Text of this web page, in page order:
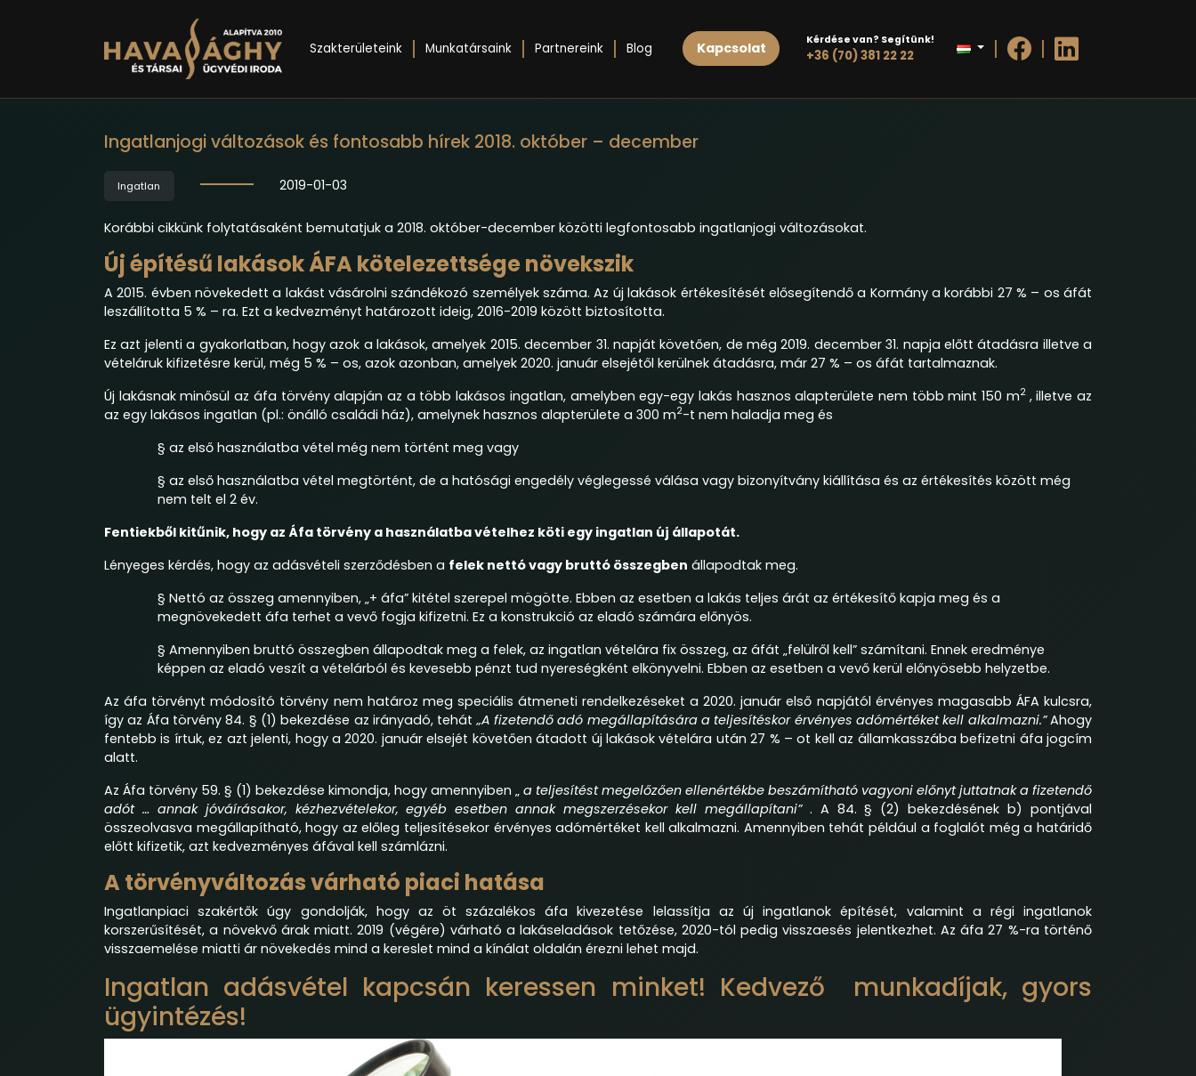
Szakterületeink Munkatársaink Partnereink Blog Kapcsolat Kérdése van? Segítünk!
+36 (70) 381 22 22
Ingatlanjogi változások és fontosabb hírek 2018. október – december
Ingatlan 2019-01-03
Korábbi cikkünk folytatásaként bemutatjuk a 2018. október-december közötti legfontosabb ingatlanjogi változásokat.
Új építésű lakások ÁFA kötelezettsége növekszik
A 2015. évben növekedett a lakást vásárolni szándékozó személyek száma. Az új lakások értékesítését elősegítendő a Kormány a korábbi 27 % – os áfát
leszállította 5 % – ra. Ezt a kedvezményt határozott ideig, 2016-2019 között biztosította.
Ez azt jelenti a gyakorlatban, hogy azok a lakások, amelyek 2015. december 31. napját követően, de még 2019. december 31. napja előtt átadásra illetve a
vételáruk kifizetésre kerül, még 5 % – os, azok azonban, amelyek 2020. január elsejétől kerülnek átadásra, már 27 % – os áfát tartalmaznak.
Új lakásnak minősül az áfa törvény alapján az a több lakásos ingatlan, amelyben egy-egy lakás hasznos alapterülete nem több mint 150 m2 , illetve az
az egy lakásos ingatlan (pl.: önálló családi ház), amelynek hasznos alapterülete a 300 m2-t nem haladja meg és
§ az első használatba vétel még nem történt meg vagy
§ az első használatba vétel megtörtént, de a hatósági engedély véglegessé válása vagy bizonyítvány kiállítása és az értékesítés között még
nem telt el 2 év.
Fentiekből kitűnik, hogy az Áfa törvény a használatba vételhez köti egy ingatlan új állapotát.
Lényeges kérdés, hogy az adásvételi szerződésben a felek nettó vagy bruttó összegben állapodtak meg.
§ Nettó az összeg amennyiben, „+ áfa” kitétel szerepel mögötte. Ebben az esetben a lakás teljes árát az értékesítő kapja meg és a
megnövekedett áfa terhet a vevő fogja kifizetni. Ez a konstrukció az eladó számára előnyös.
§ Amennyiben bruttó összegben állapodtak meg a felek, az ingatlan vételára fix összeg, az áfát „felülről kell” számítani. Ennek eredménye
képpen az eladó veszít a vételárból és kevesebb pénzt tud nyereségként elkönyvelni. Ebben az esetben a vevő kerül előnyösebb helyzetbe.
Az áfa törvényt módosító törvény nem határoz meg speciális átmeneti rendelkezéseket a 2020. január első napjától érvényes magasabb ÁFA kulcsra,
így az Áfa törvény 84. § (1) bekezdése az irányadó, tehát„A fizetendő adó megállapítására a teljesítéskor érvényes adómértéket kell alkalmazni.”Ahogy
fentebb is írtuk, ez azt jelenti, hogy a 2020. január elsejét követően átadott új lakások vételára után 27 % – ot kell az államkasszába befizetni áfa jogcím
alatt.
Az Áfa törvény 59. § (1) bekezdése kimondja, hogy amennyiben „ a teljesítést megelőzően ellenértékbe beszámítható vagyoni előnyt juttatnak a fizetendő
adót … annak jóváírásakor, kézhezvételekor, egyéb esetben annak megszerzésekor kell megállapítani”. A 84. § (2) bekezdésének b) pontjával
összeolvasva megállapítható, hogy az előleg teljesítésekor érvényes adómértéket kell alkalmazni. Amennyiben tehát például a foglalót még a határidő
előtt kifizetik, azt kedvezményes áfával kell számlázni.
A törvényváltozás várható piaci hatása
Ingatlanpiaci szakértők úgy gondolják, hogy az öt százalékos áfa kivezetése lelassítja az új ingatlanok építését, valamint a régi ingatlanok
korszerűsítését, a növekvő árak miatt. 2019 (végére) várható a lakáseladások tetőzése, 2020-tól pedig visszaesés jelentkezhet. Az áfa 27 %-ra történő
visszaemelése miatti ár növekedés mind a kereslet mind a kínálat oldalán érezni lehet majd.
Ingatlan adásvétel kapcsán keressen minket! Kedvező munkadíjak, gyors
ügyintézés!